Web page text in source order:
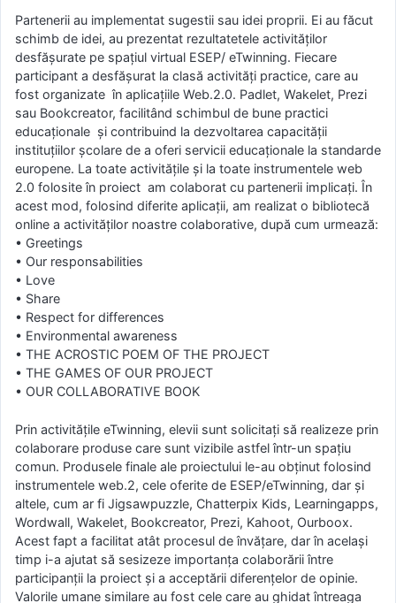
Partenerii au implementat sugestii sau idei proprii. Ei au făcut
schimb de idei, au prezentat rezultatetele activităților
desfășurate pe spațiul virtual ESEP/ eTwinning. Fiecare
participant a desfășurat la clasă activități practice, care au
fost organizate în aplicațiile Web.2.0. Padlet, Wakelet, Prezi
sau Bookcreator, facilitând schimbul de bune practici
educaţionale şi contribuind la dezvoltarea capacităţii
instituţiilor şcolare de a oferi servicii educaţionale la standarde
europene. La toate activităţile şi la toate instrumentele web
2.0 folosite în proiect am colaborat cu partenerii implicaţi. În
acest mod, folosind diferite aplicaţii, am realizat o bibliotecă
online a activităţilor noastre colaborative, după cum urmează:
• Greetings
• Our responsabilities
• Love
• Share
• Respect for differences
• Environmental awareness
• THE ACROSTIC POEM OF THE PROJECT
• THE GAMES OF OUR PROJECT
• OUR COLLABORATIVE BOOK
Prin activităţile eTwinning, elevii sunt solicitaţi să realizeze prin
colaborare produse care sunt vizibile astfel într-un spaţiu
comun. Produsele finale ale proiectului le-au obţinut folosind
instrumentele web.2, cele oferite de ESEP/eTwinning, dar și
altele, cum ar fi Jigsawpuzzle, Chatterpix Kids, Learningapps,
Wordwall, Wakelet, Bookcreator, Prezi, Kahoot, Ourboox.
Acest fapt a facilitat atât procesul de învăţare, dar în acelaşi
timp i-a ajutat să sesizeze importanţa colaborării între
participanţii la proiect şi a acceptării diferenţelor de opinie.
Valorile umane similare au fost cele care au ghidat întreaga